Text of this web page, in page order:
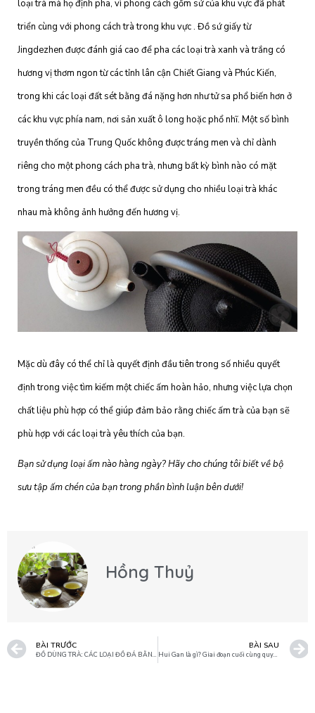
loại trà mà họ định pha, vì phong cách gốm sứ của khu vực đã phát
triển cùng với phong cách trà trong khu vực . Đồ sứ giấy từ
Jingdezhen được đánh giá cao để pha các loại trà xanh và trắng có
hương vị thơm ngon từ các tỉnh lân cận Chiết Giang và Phúc Kiến,
trong khi các loại đất sét bằng đá nặng hơn như tử sa phổ biến hơn ở
các khu vực phía nam, nơi sản xuất ô long hoặc phổ nhĩ. Một số bình
truyền thống của Trung Quốc không được tráng men và chỉ dành
riêng cho một phong cách pha trà, nhưng bất kỳ bình nào có mặt
trong tráng men đều có thể được sử dụng cho nhiều loại trà khác
nhau mà không ảnh hưởng đến hương vị.
Mặc dù đây có thể chỉ là quyết định đầu tiên trong số nhiều quyết
định trong việc tìm kiếm một chiếc ấm hoàn hảo, nhưng việc lựa chọn
chất liệu phù hợp có thể giúp đảm bảo rằng chiếc ấm trà của bạn sẽ
phù hợp với các loại trà yêu thích của bạn.
Bạn sử dụng loại ấm nào hàng ngày? Hãy cho chúng tôi biết về bộ
sưu tập ấm chén của bạn trong phần bình luận bên dưới!
Hồng Thuỷ
BÀI TRƯỚC
ĐỒ DÙNG TRÀ: CÁC LOẠI ĐỒ ĐÁ BẰNG ĐẤT SÉT LÀ GÌ?
BÀI SAU
Hui Gan là gì? Giai đoạn cuối cùng quyết định chất lượng trà